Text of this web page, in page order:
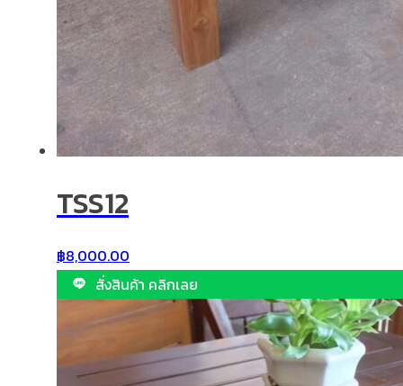
TSS12
฿8,000.00
สั่งสินค้า คลิกเลย